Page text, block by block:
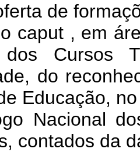
de
caput , em
dos Cursos
do
Educação,
Nacional
contados da